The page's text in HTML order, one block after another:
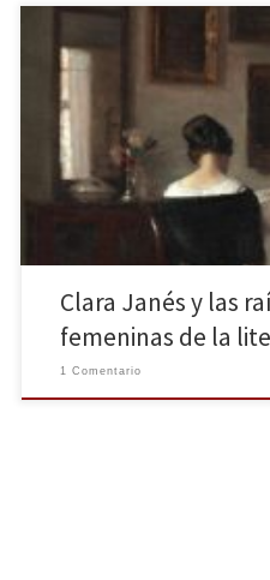
En Guardar la casa y cerrar la
Siruela, la poetisa Clara Janés
histórico en busca de las
todas las culturas, de todos los
marzo es la ocasión perfecta
descubierto […]
Clara Janés y las
femeninas de la
1 Comentario